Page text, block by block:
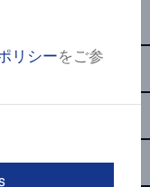
Group Co,.Ltd.All
リシーをご参